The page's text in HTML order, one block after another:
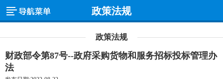
政策法规
政策法规
财政部令第87号--政府采购货物和服务招标投标管理办
法